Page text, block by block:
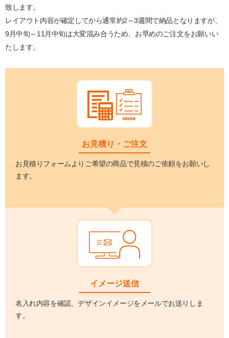
致します。
レイアウト内容が確定してから通常約2～3週間で納品となりますが、
9月中旬～11月中旬は大変混み合うため、お早めのご注文をお願いい
たします。
お見積り・ご注文
お見積りフォームよりご希望の商品で見積のご依頼をお願いし
ます。
イメージ送信
名入れ内容を確認、デザインイメージをメールでお送りしま
す。